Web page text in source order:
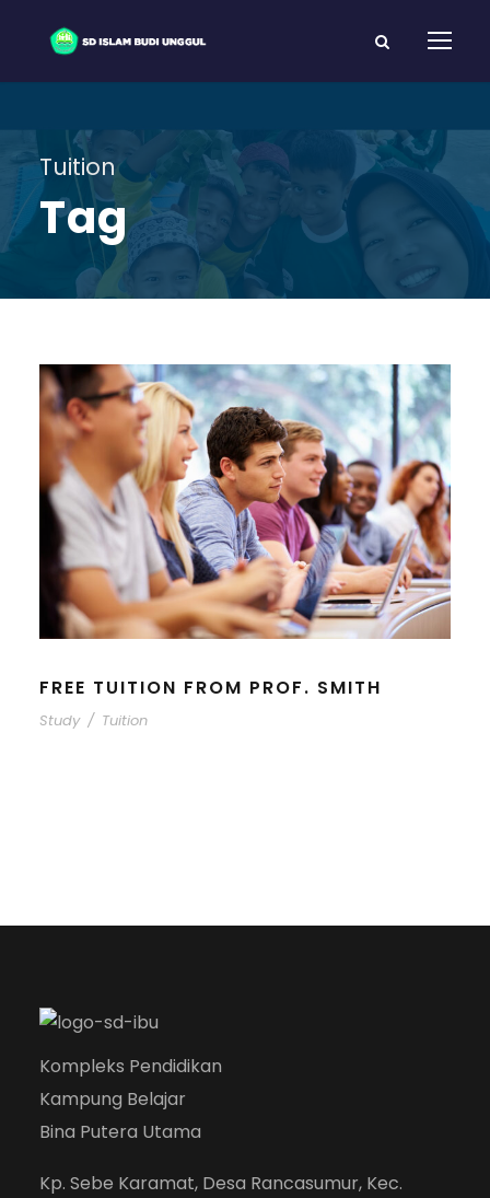
Tuition
Tag
FREE TUITION FROM PROF. SMITH
Study / Tuition
Kompleks Pendidikan
Kampung Belajar
Bina Putera Utama
Kp. Sebe Karamat, Desa Rancasumur, Kec.